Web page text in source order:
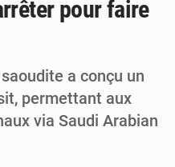
pour faire
a conçu un
permettant aux
via Saudi Arabian